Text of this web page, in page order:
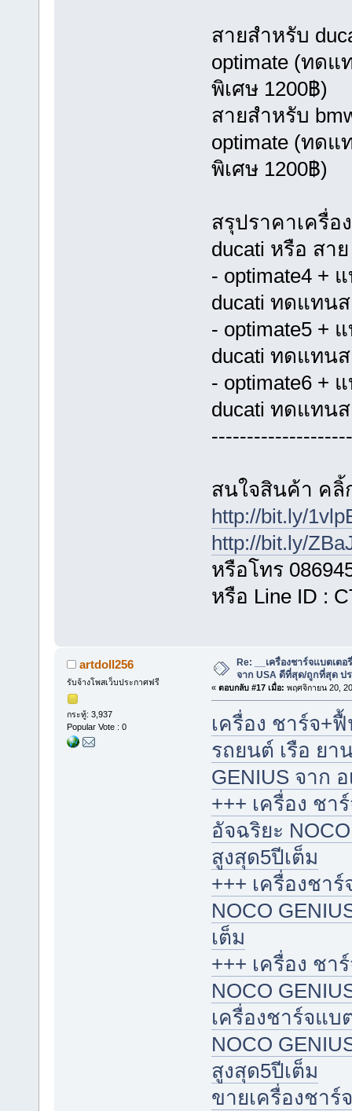
สายสำหรับ
optimate (ทดแ
พิเศษ 1200฿)
สายสำหรับ
optimate (ทดแ
พิเศษ 1200฿)
สรุปราคาเครื่อ
ducati หรือ สา
- optimate4 +
ducati ทดแทน
- optimate5 +
ducati ทดแทน
- optimate6 +
ducati ทดแทน
สนใจสินค้า คลิ้
http://bit.ly/
http://bit.ly/
หรือโทร
หรือ Line ID :
artdoll256
รับจ้างโพสเว็บประกาศฟรี
กระทู้: 3,937
Popular Vote : 0
Re: __เครื่องชาร์จแบตเตอ
จาก USA ดีที่สุด/ถูกที่สุด ป
« ตอบกลับ #17 เมื่อ: พฤศจิกายน 20,
เครื่อง ชาร์จ+
รถยนต์ เรือ ย
GENIUS จาก
+++ เครื่อง ชา
อัจฉริยะ
สูงสุด5ปีเต็ม
+++ เครื่องชา
NOCO
เต็ม
+++ เครื่อง ช
NOCO
เครื่องชาร์จแ
NOCO
สูงสุด5ปีเต็ม
ขายเครื่องชา